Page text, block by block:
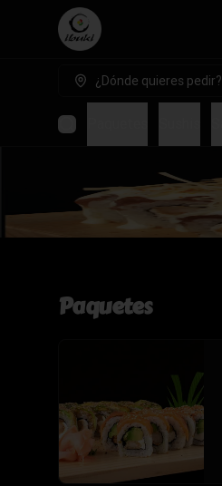
¿Dónde quieres pedir?
Paquetes